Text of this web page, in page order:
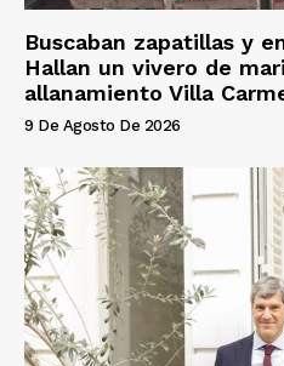
Buscaban zapatillas y
Hallan un vivero de
allanamiento Villa
9 De Agosto De 2026